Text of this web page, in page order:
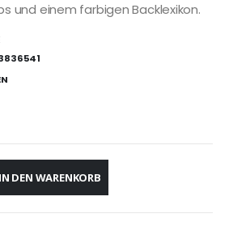
und einem farbigen Backlexikon.
IN DEN WARENKORB